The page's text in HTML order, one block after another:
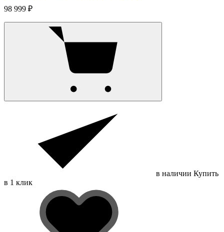
98 999 ₽
в наличии Купить
в 1 клик